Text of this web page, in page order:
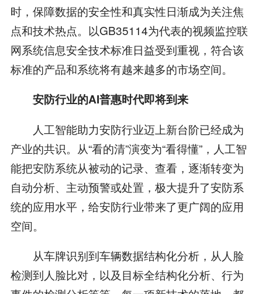
时，保障数据的安全性和真实性日渐成为关注焦
点和技术热点。以GB35114为代表的视频监控联
网系统信息安全技术标准日益受到重视，符合该
标准的产品和系统将有越来越多的市场空间。
安防行业的AI普惠时代即将到来
人工智能助力安防行业迈上新台阶已经成为
产业的共识。从“看的清”演变为“看得懂”，人工智
能把安防系统从被动的记录、查看，逐渐转变为
自动分析、主动预警或处置，极大提升了安防系
统的应用水平，给安防行业带来了更广阔的应用
空间。
从车牌识别到车辆数据结构化分析，从人脸
检测到人脸比对，以及目标全结构化分析、行为